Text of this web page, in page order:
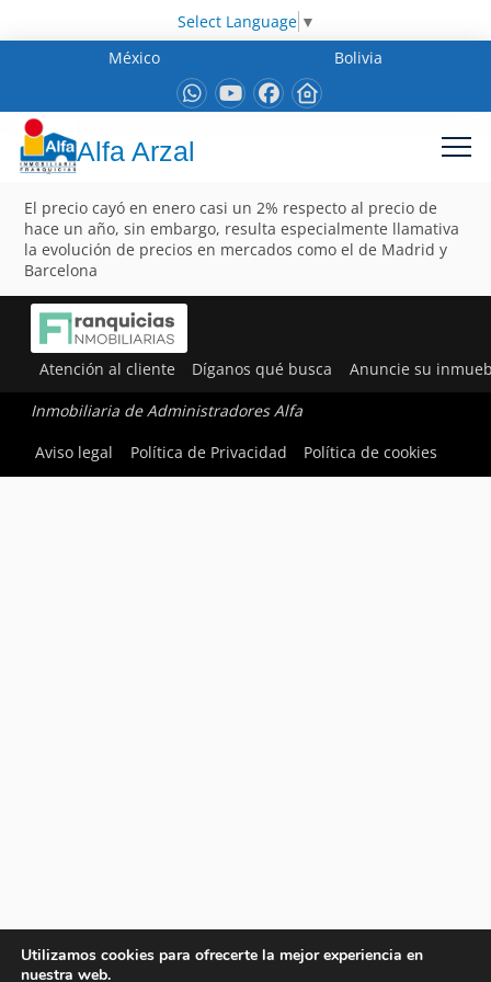
Select Language ▼
México
Bolivia
Alfa Arzal
El precio cayó en enero casi un 2% respecto al precio de
hace un año, sin embargo, resulta especialmente llamativa
la evolución de precios en mercados como el de Madrid y
Barcelona
Atención al cliente Díganos qué busca Anuncie su
Inmobiliaria de Administradores Alfa
Aviso legal
Política de Privacidad Política de cookies
Utilizamos cookies para ofrecerte la mejor experiencia en
nuestra web.